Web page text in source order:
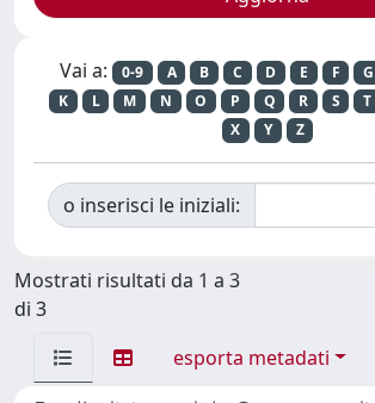
Vai a: 0-9 A B C D E F G
K
L M N O P Q R S T
X
Y Z
o inserisci le iniziali:
Mostrati risultati da 1 a 3
di 3
esporta metadati